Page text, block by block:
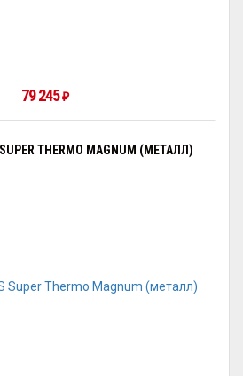
79 245 ₽
THERMO MAGNUM (МЕТАЛЛ)